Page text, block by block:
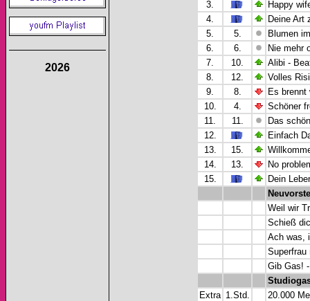
2026
3.
Happy
4.
Deine Art
5.
5.
Blumen
6.
6.
Nie mehr
7.
10.
Alibi -
8.
12.
Volles
9.
8.
Es brennt
10.
4.
Schöner
11.
11.
Das
12.
Einfach
13.
15.
14.
13.
No
15.
Dein
Weil wir
Schieß
Ach was,
Superfrau
Gib Gas!
Extra 1.Std.
20.000